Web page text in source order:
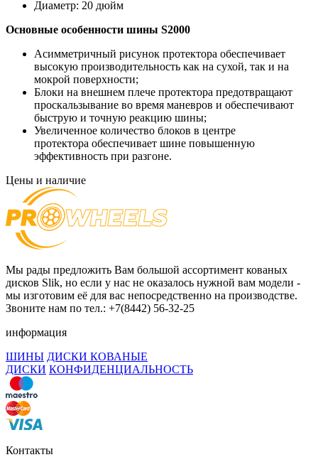
Диаметр: 20 дюйм
Основные особенности шины S2000
Асимметричный рисунок протектора обеспечивает
высокую производительность как на сухой, так и на
мокрой поверхности;
Блоки на внешнем плече протектора предотвращают
проскальзывание во время маневров и обеспечивают
быструю и точную реакцию шины;
Увеличенное количество блоков в центре
протектора обеспечивает шине повышенную
эффективность при разгоне.
Цены и наличие
Мы рады предложить Вам большой ассортимент кованых
дисков Slik, но если у нас не оказалось нужной вам модели -
мы изготовим её для вас непосредственно на производстве.
Звоните нам по тел.: +7(8442) 56-32-25
информация
ШИНЫ ДИСКИ КОВАНЫЕ
ДИСКИ КОНФИДЕНЦИАЛЬНОСТЬ
Контакты